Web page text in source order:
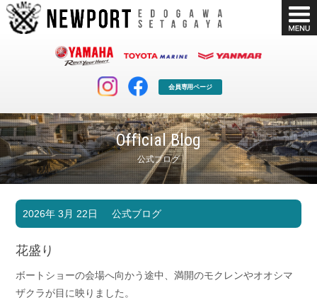
会員専用ページ
Official Blog
公式ブログ
マリンクラブ
マリンライフを堪能したい！
ボート販売
店舗情報
2026年 3月 22日 公式ブログ
花盛り
ボートショーの会場へ向かう途中、満開のモクレンやオオシマ
ザクラが目に映りました。